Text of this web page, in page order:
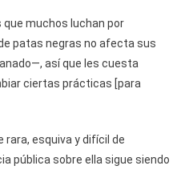
que muchos luchan por
patas negras no afecta sus
así que les cuesta
ciertas prácticas [para
esquiva y difícil de
pública sobre ella sigue siendo